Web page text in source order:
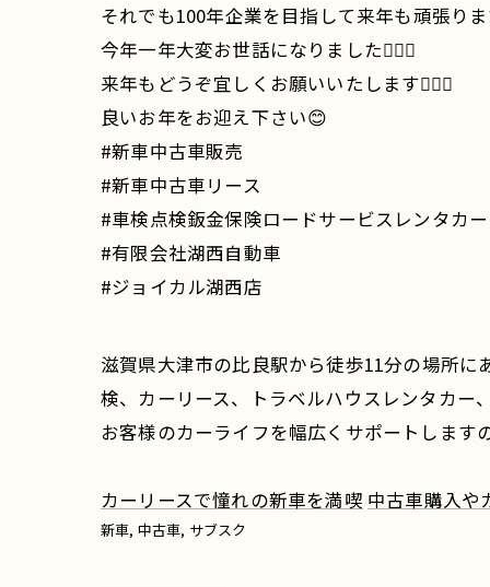
それでも100年企業を目指して来年も頑張り
今年一年大変お世話になりました🙇🏻‍♂️
来年もどうぞ宜しくお願いいたします🙇🏻‍♂️
良いお年をお迎え下さい😊
#新車中古車販売
#新車中古車リース
#車検点検鈑金保険ロードサービスレンタカー
#有限会社湖西自動車
#ジョイカル湖西店
滋賀県大津市の比良駅から徒歩11分の場所
検、カーリース、トラベルハウスレンタカー
お客様のカーライフを幅広くサポートします
カーリースで憧れの新車を満喫 中古車購入や
新車 中古車 サブスク